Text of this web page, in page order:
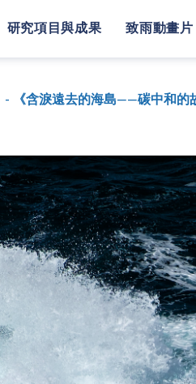
研究項目與成果 致雨動畫片
- 《含淚遠去的海島——碳中和的